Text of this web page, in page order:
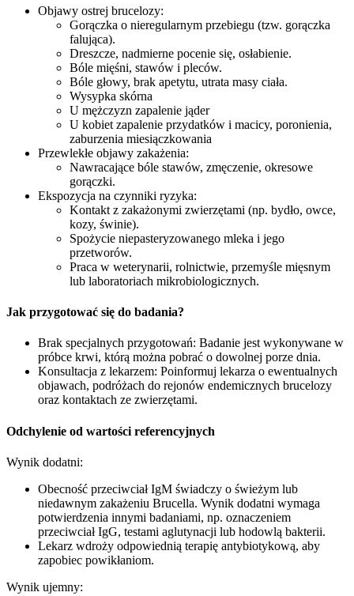
Objawy ostrej brucelozy:
Gorączka o nieregularnym przebiegu (tzw. gorączka
falująca).
Dreszcze, nadmierne pocenie się, osłabienie.
Bóle mięśni, stawów i pleców.
Bóle głowy, brak apetytu, utrata masy ciała.
Wysypka skórna
U mężczyzn zapalenie jąder
U kobiet zapalenie przydatków i macicy, poronienia,
zaburzenia miesiączkowania
Przewlekłe objawy zakażenia:
Nawracające bóle stawów, zmęczenie, okresowe
gorączki.
Ekspozycja na czynniki ryzyka:
Kontakt z zakażonymi zwierzętami (np. bydło, owce,
kozy, świnie).
Spożycie niepasteryzowanego mleka i jego
przetworów.
Praca w weterynarii, rolnictwie, przemyśle mięsnym
lub laboratoriach mikrobiologicznych.
Jak przygotować się do badania?
Brak specjalnych przygotowań: Badanie jest wykonywane w
próbce krwi, którą można pobrać o dowolnej porze dnia.
Konsultacja z lekarzem: Poinformuj lekarza o ewentualnych
objawach, podróżach do rejonów endemicznych brucelozy
oraz kontaktach ze zwierzętami.
Odchylenie od wartości referencyjnych
Wynik dodatni:
Obecność przeciwciał IgM świadczy o świeżym lub
niedawnym zakażeniu Brucella. Wynik dodatni wymaga
potwierdzenia innymi badaniami, np. oznaczeniem
przeciwciał IgG, testami aglutynacji lub hodowlą bakterii.
Lekarz wdroży odpowiednią terapię antybiotykową, aby
zapobiec powikłaniom.
Wynik ujemny: